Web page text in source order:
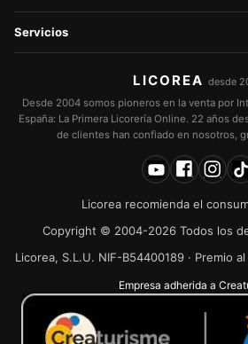
Servicios
LICOREA desde
Desde 2004 somos pioneros en la venta por
España: La Primera Licorería Online. 22 años
de clientes han confiado en nosotros,
Licorea recomienda el
Copyright © 2004-2026 Todos los
Licorea, S.L.U. NIF-B54400189 · Premio
Empresa adherida a